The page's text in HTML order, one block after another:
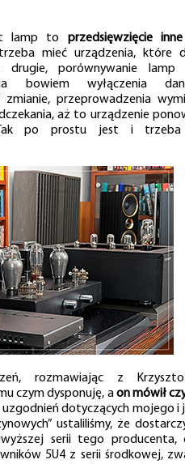
lamp to przedsięwzięcie
mieć urządzenia, które
drugie, porównywanie lamp
bowiem wyłączenia
przeprowadzenia
aż to urządzenie
Tak po prostu jest i
rozmawiając z
czym dysponuję, aon mówił
uzgodnień dotyczących mojego i
ustaliliśmy, że
serii tego producenta,
5U4 z serii środkowej,